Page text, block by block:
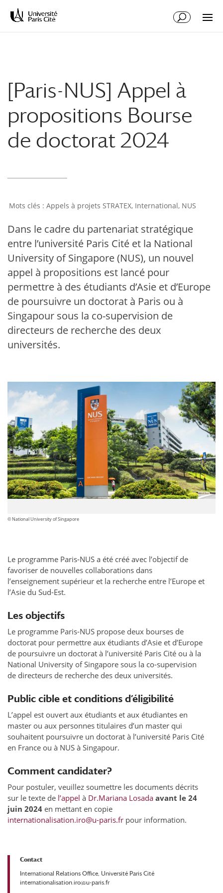
[Paris-NUS] Appel à
propositions Bourse
de doctorat 2024
Appels à projets STRATEX, International, NUS
Dans le cadre du partenariat stratégique
entre l’université Paris Cité et la National
University of Singapore (NUS), un nouvel
appel à propositions est lancé pour
permettre à des étudiants d’Asie et d’Europe
de poursuivre un doctorat à Paris ou à
Singapour sous la co-supervision de
directeurs de recherche des deux
universités.
© National University of Singapore
Le programme Paris-NUS a été créé avec l’objectif de
favoriser de nouvelles collaborations dans
l’enseignement supérieur et la recherche entre l’Europe et
l’Asie du Sud-Est.
Les objectifs
Le programme Paris-NUS propose deux bourses de
doctorat pour permettre aux étudiants d’Asie et d’Europe
de poursuivre un doctorat à l’université Paris Cité ou à la
National University of Singapore sous la co-supervision
de directeurs de recherche des deux universités.
Public cible et conditions d’éligibilité
L’appel est ouvert aux étudiants et aux étudiantes en
master ou aux personnes titulaires d’un master qui
souhaitent poursuivre un doctorat à l’université Paris Cité
en France ou à NUS à Singapour.
Comment candidater?
Pour postuler, veuillez soumettre les documents décrits
sur le texte de l’appel à Dr.Mariana Losada avant le 24
juin 2024 en mettant en copie
internationalisation.iro@u-paris.fr pour information.
Contact
International Relations Office, Université Paris Cité
internationalisation.iro@u-paris.fr